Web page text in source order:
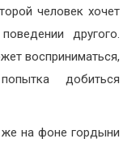
человек хочет
другого.
восприниматься,
добиться
на фоне гордыни